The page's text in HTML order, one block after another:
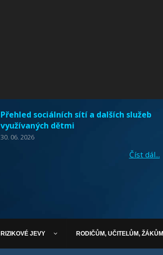
Přehled sociálních sítí a dalších služeb
využívaných dětmi
30. 06. 2026
Číst dál...
RIZIKOVÉ JEVY RODIČŮM, UČITELŮM, ŽÁKŮM